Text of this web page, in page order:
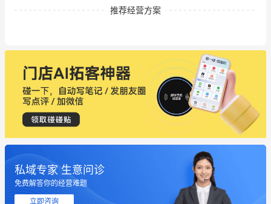
推荐经营方案
私域专家 生意问诊
免费解答你的经营难题
立即咨询
这个营销策划案例推荐大家看一下